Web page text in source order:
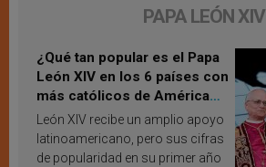
PAPA LEÓN XIV
¿Qué tan popular es el Papa
León XIV en los 6 países con
más católicos de América
Latina en 2026? Publican
resultados de investigación
León XIV recibe un amplio apoyo
latinoamericano, pero sus cifras
de popularidad en su primer año